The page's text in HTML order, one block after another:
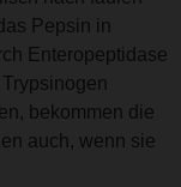
Pepsin in
Enteropeptidase
bekommen die
auch, wenn sie